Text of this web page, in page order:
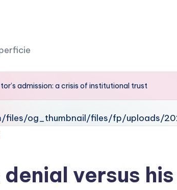
admission: a crisis of institutional trust
denial versus his